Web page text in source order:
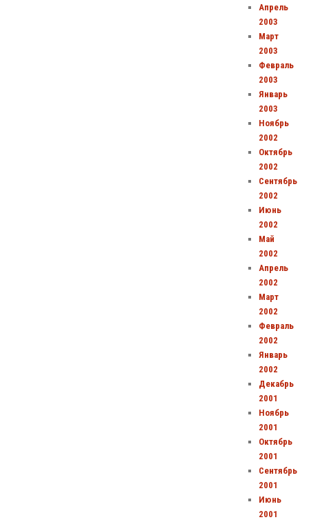
Апрель
2003
Март
2003
Февраль
2003
Январь
2003
Ноябрь
2002
Октябрь
2002
Сентябрь
2002
Июнь
2002
Май
2002
Апрель
2002
Март
2002
Февраль
2002
Январь
2002
Декабрь
2001
Ноябрь
2001
Октябрь
2001
Сентябрь
2001
Июнь
2001